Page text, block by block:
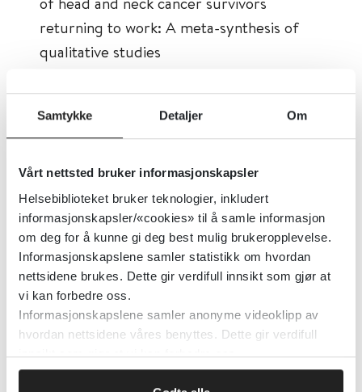
Samtykke Detaljer Om
Vårt nettsted bruker informasjonskapsler
Helsebiblioteket bruker teknologier, inkludert
informasjonskapsler/«cookies» til å samle informasjon
om deg for å kunne gi deg best mulig brukeropplevelse.
Informasjonskapslene samler statistikk om hvordan
nettsidene brukes. Dette gir verdifull innsikt som gjør at
vi kan forbedre oss.
Informasjonskapslene samler anonyme videoklipp av
hvordan nettsidene våres benyttes. Dette gir verdifull
innsikt som gjør at vi kan forbedre oss.
returning to work: A meta-synthesis of
qualitative studies
Tema:Arbeidsinkludering
Emner:Psykisk helse, Supported
Dokumenttype:Oppsummert forskning
Utgiver:Journal of Psychosocial
Oncology
Språk:Engelsk